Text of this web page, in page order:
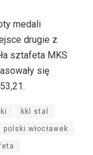
medali
drugie z
sztafeta MKS
się
kkl stal
włocławek